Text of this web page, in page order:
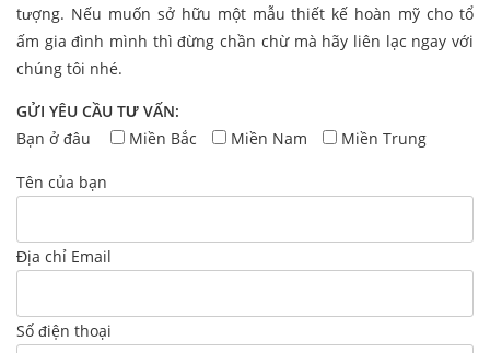
tượng. Nếu muốn sở hữu một mẫu thiết kế hoàn mỹ cho tổ
ấm gia đình mình thì đừng chần chừ mà hãy liên lạc ngay với
chúng tôi nhé.
GỬI YÊU CẦU TƯ VẤN:
Bạn ở đâu
Miền Bắc Miền Nam Miền Trung
Tên của bạn
Địa chỉ Email
Số điện thoại